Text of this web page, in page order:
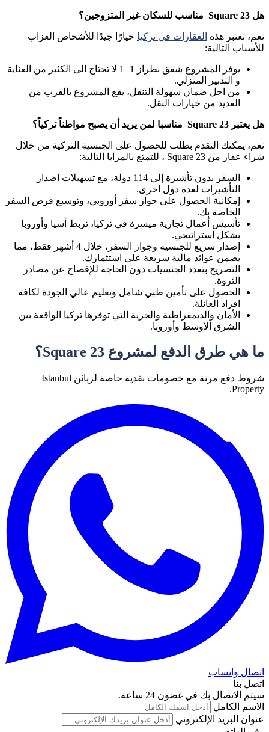
هل Square 23 مناسب للسكان غير المتزوجين؟
نعم، تعتبر هذه العقارات في تركيا خيارًا جيدًا للأشخاص العزاب
للأسباب التالية:
يوفر المشروع شقق بطراز 1+1 لا تحتاج الى الكثير من العناية
و التدبير المنزلي.
من اجل ضمان سهولة التنقل، يقع المشروع بالقرب من
العديد من خيارات النقل.
هل يعتبر Square 23 مناسبا لمن يريد أن يصبح مواطناً تركياً؟
نعم، يمكنك التقدم بطلب للحصول على الجنسية التركية من خلال
شراء عقار من Square 23 ، للتمتع بالمزايا التالية:
السفر بدون تأشيرة إلى 114 دولة، مع تسهيلات اصدار
التأشيرات لعدة دول اخرى.
إمكانية الحصول على جواز سفر أوروبي، وتوسيع فرص السفر
الخاصة بك.
تأسيس أعمال تجارية ميسرة في تركيا، تربط آسيا وأوروبا
بشكل استراتيجي.
إصدار سريع للجنسية وجواز السفر، خلال 4 أشهر فقط، مما
يضمن عوائد مالية سريعة على استثمارك.
التصريح بتعدد الجنسيات دون الحاجة للإفصاح عن مصادر
الثروة.
الحصول على تأمين طبي شامل وتعليم عالي الجودة لكافة
افراد العائلة.
الأمان والديمقراطية والحرية التي توفرها تركيا الواقعة بين
الشرق الأوسط وأوروبا.
ما هي طرق الدفع لمشروع Square 23؟
شروط دفع مرنة مع خصومات نقدية خاصة لزبائن Istanbul
Property
.
اتصال واتساب
اتصل بنا
سيتم الاتصال بك في غضون 24 ساعة.
الاسم الكامل
عنوان البريد الإلكتروني